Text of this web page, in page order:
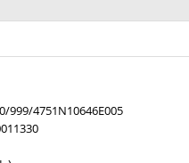
999/4751N10646E005